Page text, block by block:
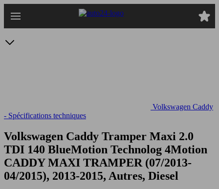
au
Volkswagen Caddy
- Spécifications techniques
Volkswagen Caddy Tramper Maxi 2.0
TDI 140 BlueMotion Technolog 4Motion
CADDY MAXI TRAMPER (07/2013-
04/2015), 2013-2015, Autres, Diesel